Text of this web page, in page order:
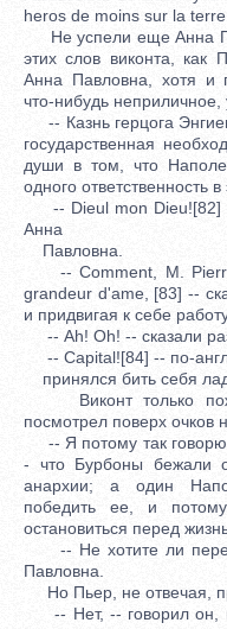
heros de moins sur la
Не успели еще Анна
этих слов виконта, как
Анна Павловна, хотя и
что-нибудь неприличное,
-- Казнь герцога
государственная
души в том, что
одного ответственность в
-- Dieul mon Dieu![82]
Анна
Павловна.
-- Comment, M.
grandeur d'ame, [83] --
и придвигая к себе
-- Ah! Oh! -- сказали
-- Capital![84] -- по-
принялся бить себя
Виконт только
посмотрел поверх очков
-- Я потому так
- что Бурбоны бежали
анархии; а один
победить ее, и
остановиться перед
-- Не хотите ли
Павловна.
Но Пьер, не отвечая,
-- Нет, -- говорил он,